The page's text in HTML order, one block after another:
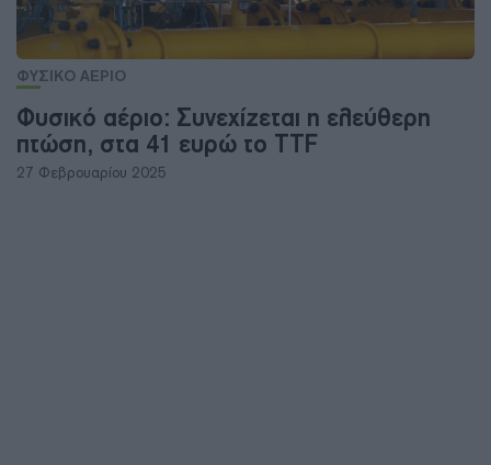
ΦΥΣΙΚΟ ΑΕΡΙΟ
Φυσικό αέριο: Συνεχίζεται η ελεύθερη
πτώση, στα 41 ευρώ το TTF
27 Φεβρουαρίου 2025